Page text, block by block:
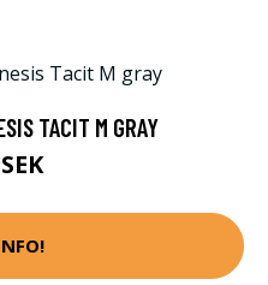
TACIT M GRAY